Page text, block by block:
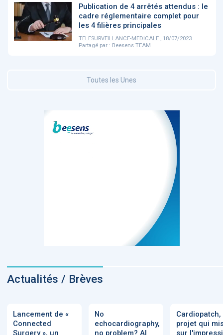
Publication de 4 arrêtés attendus : le
cadre réglementaire complet pour
les 4 filières principales
TELESURVEILLANCE-MEDICALE , 18/07/2023
Partagé par : Beesens TEAM
Toutes les Unes
Actualités / Brèves
Lancement de «
Connected
Surgery », un
No
echocardiography,
no problem? AI
Cardiopatch,
projet qui
sur
‹ 1 2 3 4 5 ›
MEMBRES BEESENS 52
Amélie BEAUX